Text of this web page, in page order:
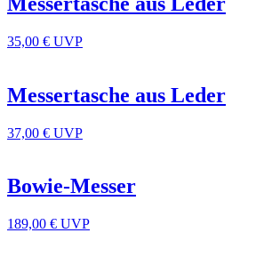
35,00 € UVP
Messertasche aus Leder
37,00 € UVP
Bowie-Messer
189,00 € UVP